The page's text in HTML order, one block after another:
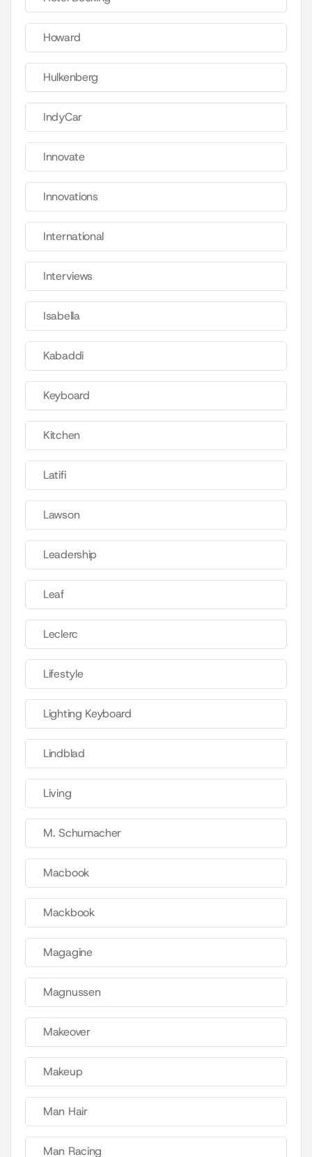
Howard
Hulkenberg
IndyCar
Innovate
Innovations
International
Interviews
Isabella
Kabaddi
Keyboard
Kitchen
Latifi
Lawson
Leadership
Leaf
Leclerc
Lifestyle
Lighting Keyboard
Lindblad
Living
M. Schumacher
Macbook
Mackbook
Magagine
Magnussen
Makeover
Makeup
Man Hair
Man Racing